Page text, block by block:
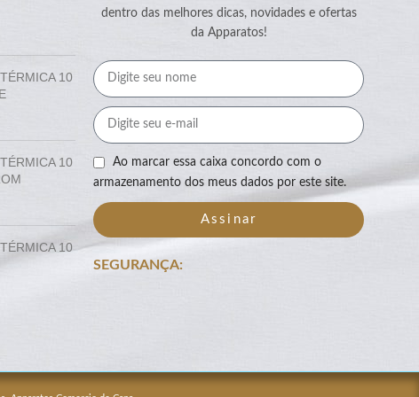
10
10
10
dentro das melhores dicas, novidades e ofertas
da Apparatos!
Ao marcar essa caixa concordo com o
armazenamento dos meus dados por este site.
Assinar
SEGURANÇA: